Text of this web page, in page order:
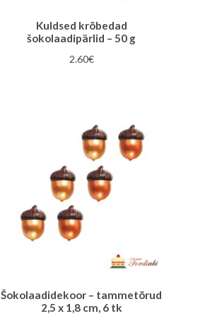
Kuldsed krõbedad
šokolaadipärlid – 50 g
2.60€
Šokolaadidekoor – tammetõrud
2,5 x 1,8 cm, 6 tk